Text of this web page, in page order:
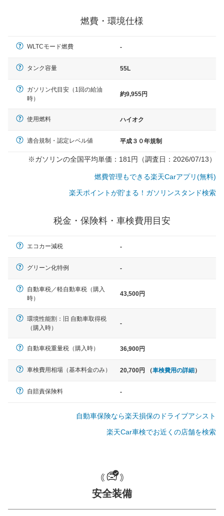
× 長さ 5,000mm 車路幅 5,000mmというサイズが標準値
一般的な車体のサイズの目安
軽自動車
ノア、セレナ、プリウス、カロー
大型車
燃費・環境仕様
WLTCモード燃費 -
タンク容量 55L
ガソリン代目安（1回の給油
時）
約9,955円
使用燃料 ハイオク
適合規制・認定レベル値 平成３０年規制
※ガソリンの全国平均単価：181円（調査日：2026/07/13）
燃費管理もできる楽天Carアプリ(無料)
楽天ポイントが貯まる！ガソリンスタンド検索
税金・保険料・車検費用目安
エコカー減税 -
グリーン化特例 -
自動車税／軽自動車税（購入
時）
43,500円
環境性能割：旧 自動車取得税
（購入時）
-
自動車税重量税（購入時） 36,900円
車検費用相場（基本料金のみ） 20,700円 （車検費用の詳細）
自賠責保険料 -
自動車保険なら楽天損保のドライブアシスト
楽天Car車検でお近くの店舗を検索
安全装備